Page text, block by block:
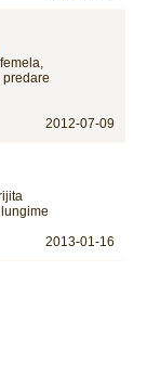
predare
2012-07-09
2013-01-16